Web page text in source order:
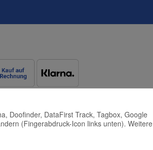
Doofinder, DataFirst Track, Tagbox, Google
(Fingerabdruck-Icon links unten). Weitere